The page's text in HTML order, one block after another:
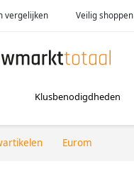
vergelijken Veilig shoppen
Klusbenodigdheden
Eurom